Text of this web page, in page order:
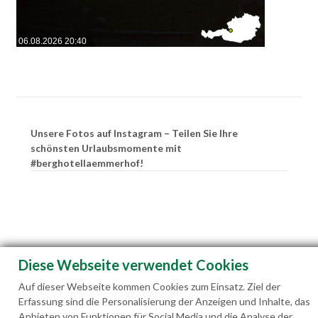
06.08.2026 20:40
Unsere Fotos auf Instagram – Teilen Sie Ihre
schönsten Urlaubsmomente mit
#berghotellaemmerhof!
Diese Webseite verwendet Cookies
Auf dieser Webseite kommen Cookies zum Einsatz. Ziel der
Erfassung sind die Personalisierung der Anzeigen und Inhalte, das